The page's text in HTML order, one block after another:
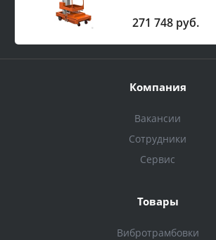
(автономный)
271 748 руб.
Компания
Вакансии
Сотрудники
Сервис
Товары
Вибротрамбовки